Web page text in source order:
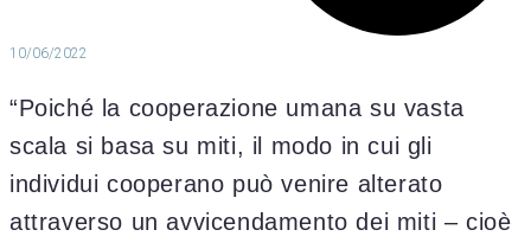
10/06/2022
“Poiché la cooperazione umana su vasta
scala si basa su miti, il modo in cui gli
individui cooperano può venire alterato
attraverso un avvicendamento dei miti – cioè